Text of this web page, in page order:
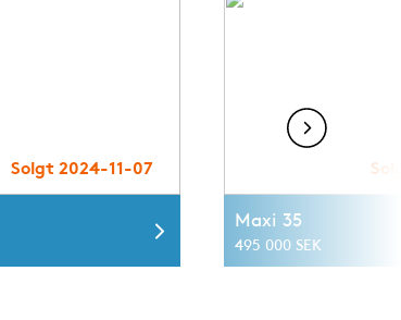
Solgt 2024-11-07
Maxi 35
495 000 SEK